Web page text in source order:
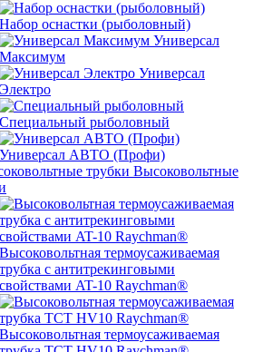
Набор оснастки (рыболовный)
Универсал
Максимум
Универсал
Электро
Специальный рыболовный
Универсал АВТО (Профи)
Высоковольтные
Высоковольтная термоусаживаемая
трубка с антитрекинговыми
свойствами AT-10 Raychman®
Высоковольтная термоусаживаемая